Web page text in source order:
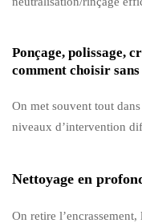
Ponçage, polissage,
comment choisir
On met souvent tout
niveaux d’intervention
Nettoyage en
On retire